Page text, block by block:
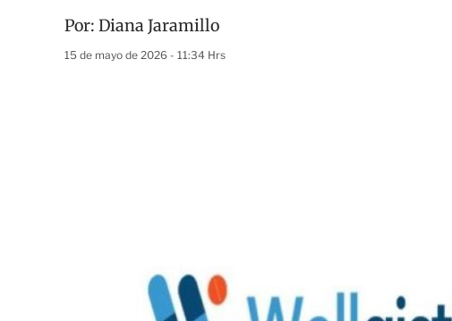
Por: Diana Jaramillo
15 de mayo de 2026 - 11:34 Hrs